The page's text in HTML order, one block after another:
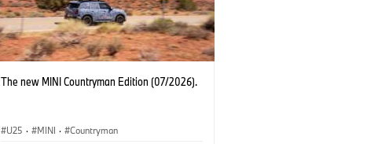
The new MINI Countryman Edition (07/2026).
U25 · MINI · Countryman